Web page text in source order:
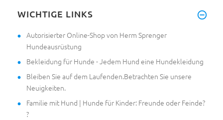
WICHTIGE LINKS
Autorisierter Online-Shop von Herm Sprenger
Hundeausrüstung
Bekleidung für Hunde - Jedem Hund eine Hundekleidung
Bleiben Sie auf dem Laufenden.Betrachten Sie unsere
Neuigkeiten.
Familie mit Hund | Hunde für Kinder: Freunde oder Feinde?
?